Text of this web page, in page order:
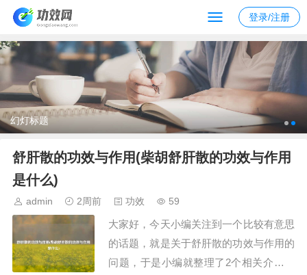
登录/注册
幻灯标题
舒肝散的功效与作用(柴胡舒肝散的功效与作用
是什么)
admin 2周前 功效 59
大家好，今天小编关注到一个比较有意思
的话题，就是关于舒肝散的功效与作用的
问题，于是小编就整理了2个相关介绍舒